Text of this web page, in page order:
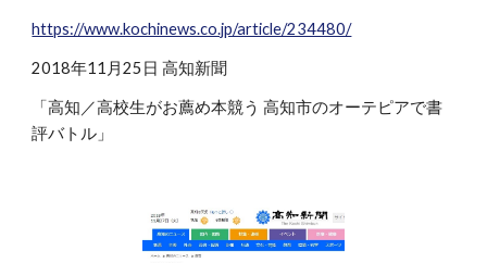
https://www.kochinews.co.jp/article/234480/
2018年11月25日 高知新聞
「高知／高校生がお薦め本競う 高知市のオーテピアで書
評バトル」